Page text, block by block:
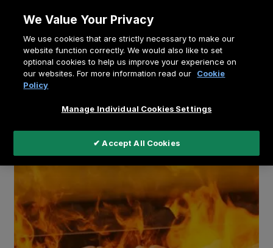
artikelKruimelpad
Home
Kenniscentrum
Een 100% toekomstbestendige haard: wat LED je?
We Value Your Privacy
We use cookies that are strictly necessary to make our
website function correctly. We would also like to set
optional cookies to help us improve your experience on
our websites. For more information read our
Cookie
Policy
Manage Individual Cookies Settings
✔ Accept All Cookies